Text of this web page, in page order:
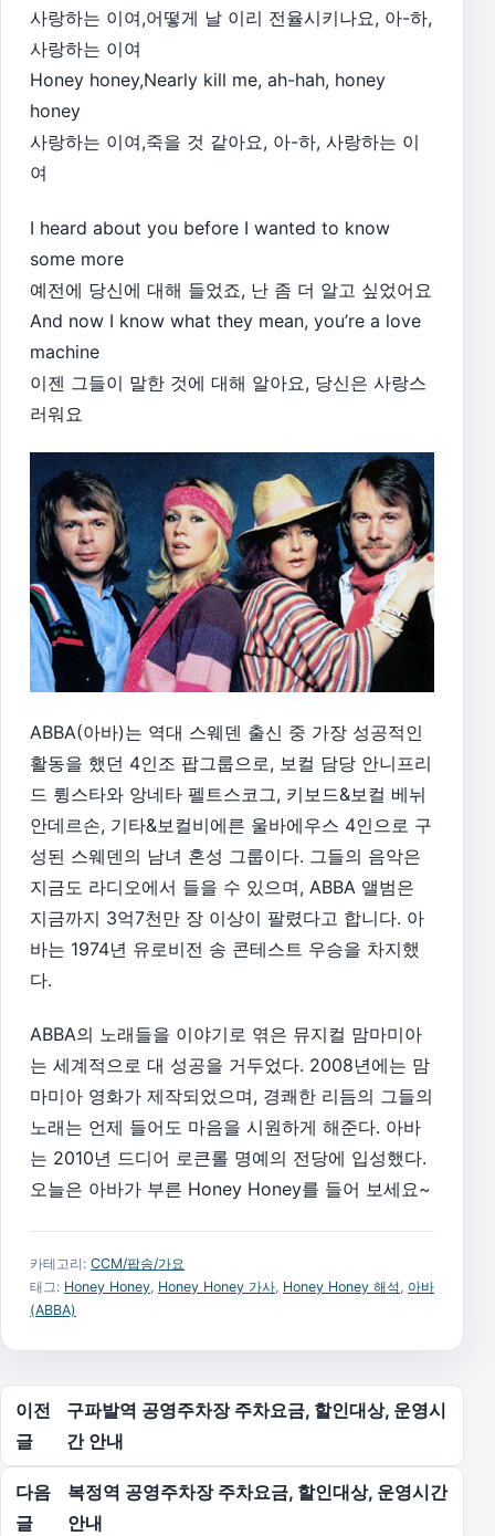
사랑하는 이여,어떻게 날 이리 전율시키나요, 아-하,
사랑하는 이여
Honey honey,Nearly kill me, ah-hah, honey
honey
사랑하는 이여,죽을 것 같아요, 아-하, 사랑하는 이
여
I heard about you before I wanted to know
some more
예전에 당신에 대해 들었죠, 난 좀 더 알고 싶었어요
And now I know what they mean, you’re a love
machine
이젠 그들이 말한 것에 대해 알아요, 당신은 사랑스
러워요
ABBA(아바)는 역대 스웨덴 출신 중 가장 성공적인
활동을 했던 4인조 팝그룹으로, 보컬 담당 안니프리
드 륑스타와 앙네타 펠트스코그, 키보드&보컬 베뉘
안데르손, 기타&보컬비에른 울바에우스 4인으로 구
성된 스웨덴의 남녀 혼성 그룹이다. 그들의 음악은
지금도 라디오에서 들을 수 있으며, ABBA 앨범은
지금까지 3억7천만 장 이상이 팔렸다고 합니다. 아
바는 1974년 유로비전 송 콘테스트 우승을 차지했
다.
ABBA의 노래들을 이야기로 엮은 뮤지컬 맘마미아
는 세계적으로 대 성공을 거두었다. 2008년에는 맘
마미아 영화가 제작되었으며, 경쾌한 리듬의 그들의
노래는 언제 들어도 마음을 시원하게 해준다. 아바
는 2010년 드디어 로큰롤 명예의 전당에 입성했다.
오늘은 아바가 부른 Honey Honey를 들어 보세요~
카테고리: CCM/팝송/가요
태그: Honey Honey, Honey Honey 가사, Honey Honey 해석, 아바
(ABBA)
글 탐색
이전
글
구파발역 공영주차장 주차요금, 할인대상, 운영시
간 안내
다음
글
복정역 공영주차장 주차요금, 할인대상, 운영시간
안내